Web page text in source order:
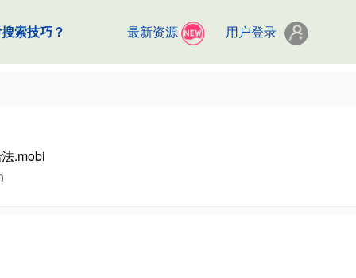
索技巧？ 最新资源 用户登录
.mobi